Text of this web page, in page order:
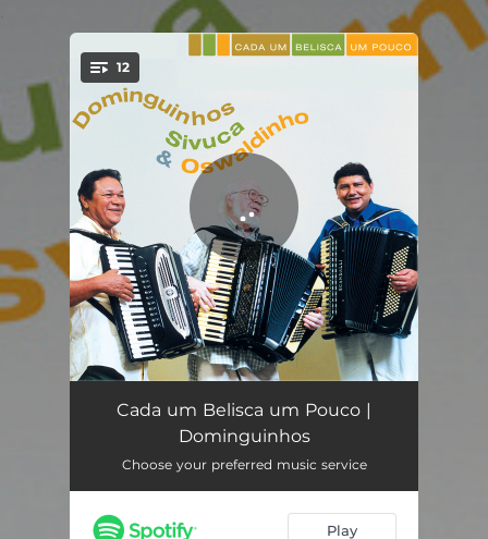
You're all set!
12
Feira de Mangaio 04:09
Eu Só Quero um Xodó 02:54
Baião 03:06
Cada um Belisca um Pouco |
Dominguinhos
Choose your preferred music service
Play